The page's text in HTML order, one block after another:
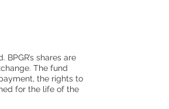
BPGR’s shares are
The fund
the rights to
for the life of the